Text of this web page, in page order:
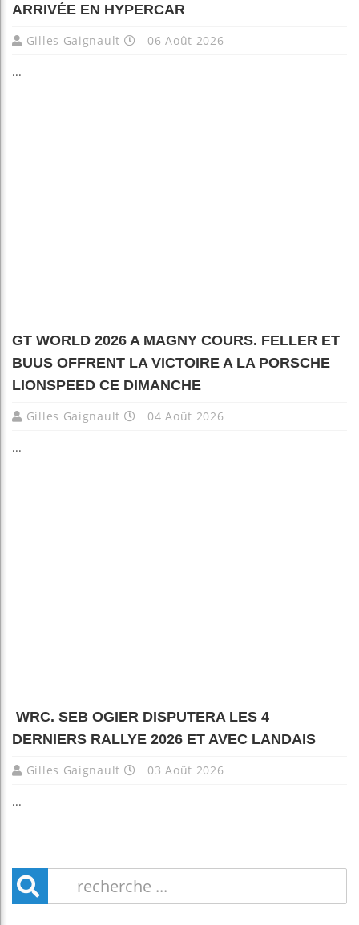
ARRIVÉE EN HYPERCAR
Gilles Gaignault 06 Août 2026
...
GT WORLD 2026 A MAGNY COURS. FELLER ET
BUUS OFFRENT LA VICTOIRE A LA PORSCHE
LIONSPEED CE DIMANCHE
Gilles Gaignault 04 Août 2026
...
WRC. SEB OGIER DISPUTERA LES 4
DERNIERS RALLYE 2026 ET AVEC LANDAIS
Gilles Gaignault 03 Août 2026
...